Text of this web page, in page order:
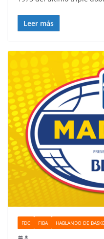
Leer más
FDC FIBA HABLANDO DE